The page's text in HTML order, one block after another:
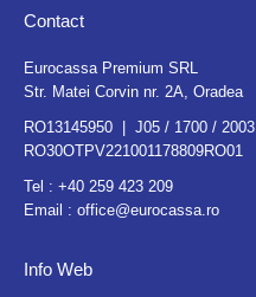
Contact
Eurocassa Premium SRL
Str. Matei Corvin nr. 2A, Oradea
RO13145950 | J05 / 1700 / 2003
RO30OTPV221001178809RO01
Tel : +40 259 423 209
Email : office@eurocassa.ro
Info Web